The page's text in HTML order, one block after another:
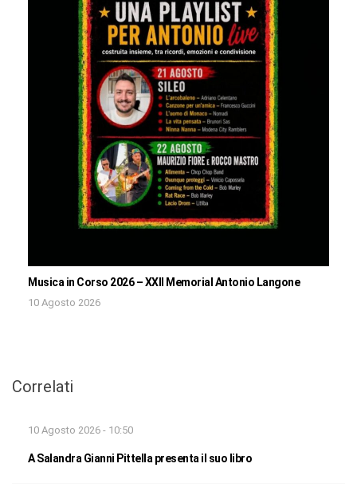
Musica in Corso 2026 – XXII Memorial Antonio Langone
10 Agosto 2026
Correlati
10 Agosto 2026 - 10:50
A Salandra Gianni Pittella presenta il suo libro